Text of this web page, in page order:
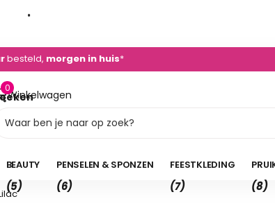
- 450 882
besteld, morgen in huis*
Winkelwagen
0
0,00
BEAUTY
(5)
PENSELEN & SPONZEN
(6)
FEESTKLEDING
(7) (8)